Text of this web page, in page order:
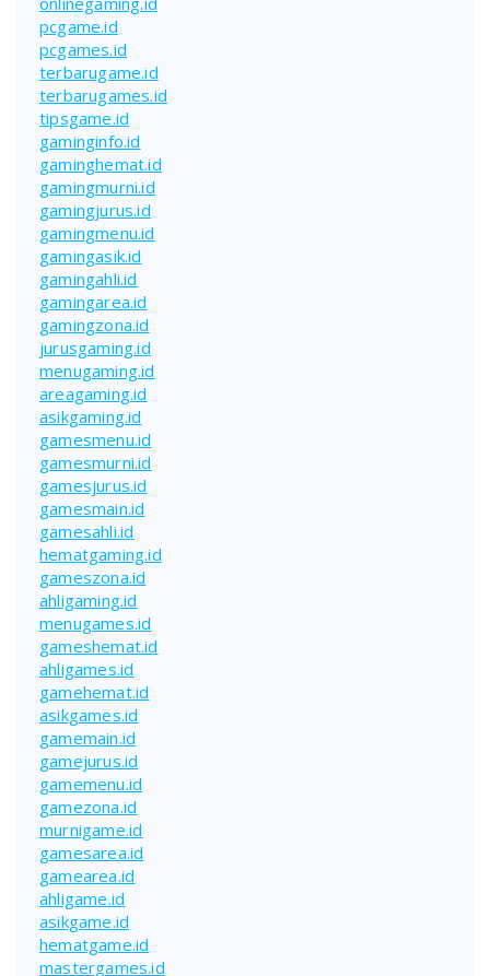
pcgame.id
pcgames.id
terbarugame.id
terbarugames.id
tipsgame.id
gaminginfo.id
gaminghemat.id
gamingmurni.id
gamingjurus.id
gamingmenu.id
gamingasik.id
gamingahli.id
gamingarea.id
gamingzona.id
jurusgaming.id
menugaming.id
areagaming.id
asikgaming.id
gamesmenu.id
gamesmurni.id
gamesjurus.id
gamesmain.id
gamesahli.id
hematgaming.id
gameszona.id
ahligaming.id
menugames.id
gameshemat.id
ahligames.id
gamehemat.id
asikgames.id
gamemain.id
gamejurus.id
gamemenu.id
gamezona.id
murnigame.id
gamesarea.id
gamearea.id
ahligame.id
asikgame.id
hematgame.id
mastergames.id